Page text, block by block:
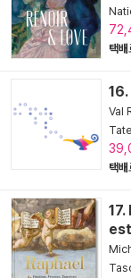
택배
Val
택배